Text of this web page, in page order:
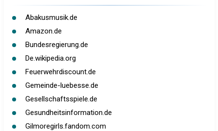
Abakusmusik.de
Amazon.de
Bundesregierung.de
De.wikipedia.org
Feuerwehrdiscount.de
Gemeinde-luebesse.de
Gesellschaftsspiele.de
Gesundheitsinformation.de
Gilmoregirls.fandom.com